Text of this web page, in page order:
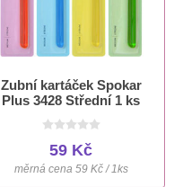
Zubní kartáček Spokar
Plus 3428 Střední 1 ks
59 Kč
měrná cena 59 Kč / 1ks